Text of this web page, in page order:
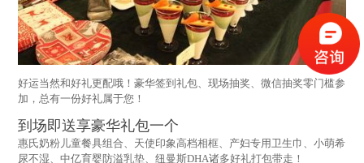
好运当然和好礼更配哦！豪华签到礼包、现场抽奖、微信抽奖零门槛参
加，总有一份好礼属于您！
到场即送享豪华礼包一个
惠氏奶粉儿童餐具组合、天使印象高档相框、产妇专用卫生巾、小萌希
尿不湿、中亿育婴防溢乳垫、纽曼斯DHA诸多好礼打包带走！